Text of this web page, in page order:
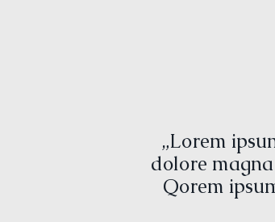
„Lorem
dolore
Qorem